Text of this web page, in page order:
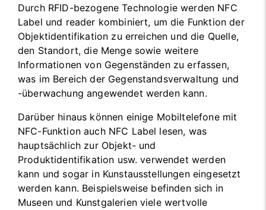
Durch RFID-bezogene Technologie werden NFC
Label und reader kombiniert, um die Funktion der
Objektidentifikation zu erreichen und die Quelle,
den Standort, die Menge sowie weitere
Informationen von Gegenständen zu erfassen,
was im Bereich der Gegenstandsverwaltung und
-überwachung angewendet werden kann.
Darüber hinaus können einige Mobiltelefone mit
NFC-Funktion auch NFC Label lesen, was
hauptsächlich zur Objekt- und
Produktidentifikation usw. verwendet werden
kann und sogar in Kunstausstellungen eingesetzt
werden kann. Beispielsweise befinden sich in
Museen und Kunstgalerien viele wertvolle